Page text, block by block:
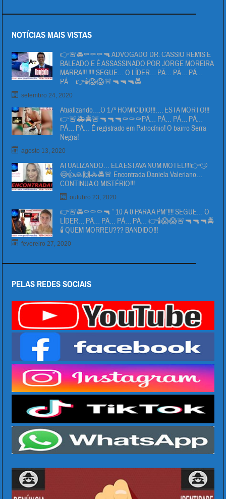
NOTÍCIAS MAIS VISTAS
👉🚨🚔⚰⚰⚰🔫 ADVOGADO DR. CÁSSIO REMIS É
BALEADO E É ASSASSINADO POR JORGE MOREIRA
MARRA!!! !!!! SEGUE… O LÍDER… PÄ… PÄ… PÁ…
PÁ… 👉🕯😱😱🚨🔫🔫🔫🚔
setembro 24, 2020
Atualizando….O 17º HOMICIDIO!!!…. ESTA MORTO!!!
👉🚨🚑🚔🚨🔫🔫🔫⚰⚰⚰PÁ… PÁ… PÁ… PÁ…
PÁ… PÁ… É registrado em Patrocínio! O bairro Serra
Negra!
agosto 13, 2020
ATUALIZANDO… ELA ESTAVA NUM MOTEL!!!!👉🙄
😳👍🙏🙌🚓🚔🚨 Encontrada Daniela Valeriano…
CONTINUA O MISTÉRIO!!!
outubro 23, 2020
👉🚨🚔⚰⚰⚰🔫 ” 10 Á 0 PARA A PM”!!!! SEGUE… O
LÍDER… PÄ… PÄ… PÁ… PÁ… 👉🕯😱😱🚨🔫🔫🔫🚔
🕯 QUEM MORREU??? BANDIDO!!!
fevereiro 27, 2020
PELAS REDES SOCIAIS